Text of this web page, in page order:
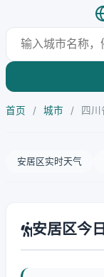
首页 / 城市 / 四川
安居区实时天气
安居区今